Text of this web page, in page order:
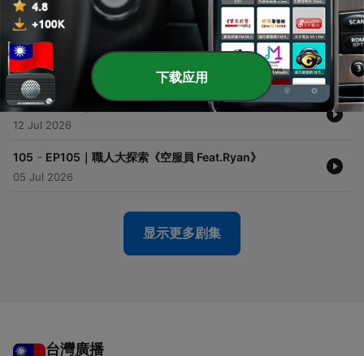
26 Jul 2026
107 - EP107｜童聲小新聞《AI會變成你的好朋友嗎？Feat.
小檸檸》
19 Jul 2026
106 - EP106｜跟我去旅行《日本福岡 Feat. Jasper》
12 Jul 2026
105 - EP105｜職人大探索《空服員 Feat.Ryan》
05 Jul 2026
显示更多剧集
台灣廣播
下载应用